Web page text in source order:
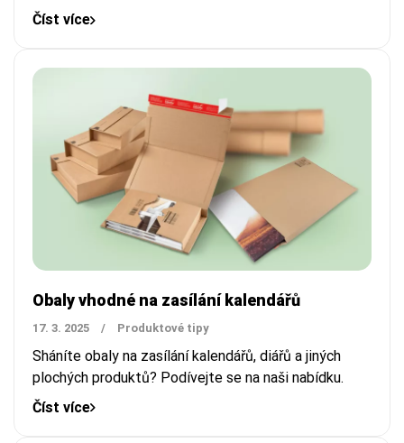
Číst více
Obaly vhodné na zasílání kalendářů
17. 3. 2025 / Produktové tipy
Sháníte obaly na zasílání kalendářů, diářů a jiných
plochých produktů? Podívejte se na naši nabídku.
Číst více